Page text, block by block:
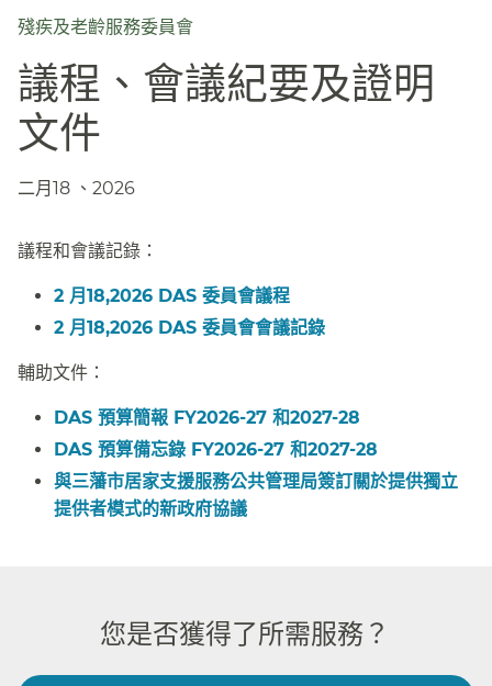
列​​
殘疾及老齡服務委員會
議程、會議紀要及證明
文件​​
二月18 、2026​​
議程和會議記錄：​​
2 月18,2026 DAS 委員會議程​​
2 月18,2026 DAS 委員會會議記錄​​
輔助文件：​​
DAS 預算簡報 FY2026-27 和2027-28​​
DAS 預算備忘錄 FY2026-27 和2027-28​​
與三藩市居家支援服務公共管理局簽訂關於提供獨立
提供者模式的新政府協議​​
您是否獲得了所需服務？​​